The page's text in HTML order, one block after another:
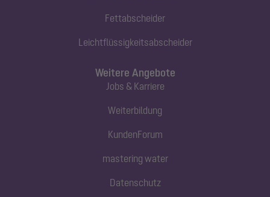
Fettabscheider
Leichtflüssigkeitsabscheider
Weitere Angebote
Jobs & Karriere
Weiterbildung
KundenForum
mastering water
Datenschutz